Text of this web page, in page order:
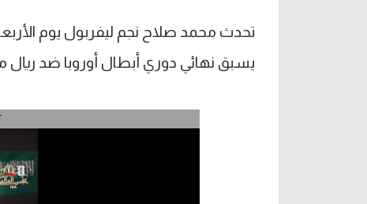
تحدث محمد صلاح نجم ليفربول يوم
يسبق نهائي دوري أبطال أوروبا ضد ريال